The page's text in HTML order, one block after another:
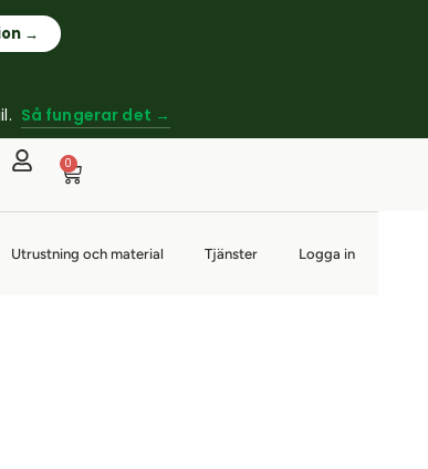
→
Så fungerar det →
0
Utrustning och material Tjänster Logga in